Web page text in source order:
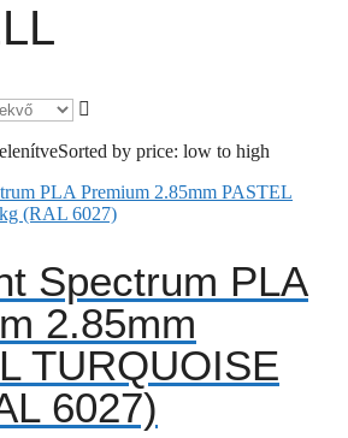
Sorted by price: low to high
Spectrum PLA
2.85mm
TURQUOISE
6027)